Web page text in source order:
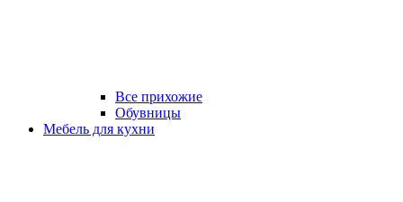
Все прихожие
Обувницы
Мебель для кухни